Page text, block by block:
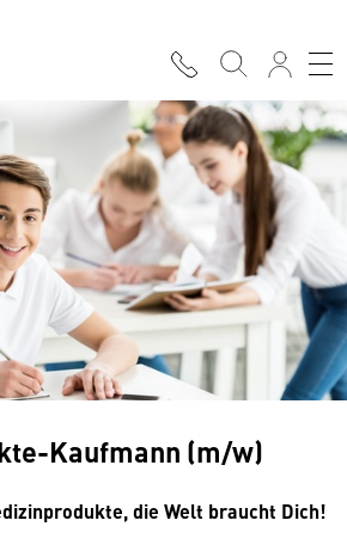
Kaufmann (m/w)
die Welt braucht Dich!